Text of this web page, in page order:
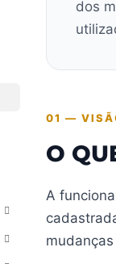
dos
01 —
O
A